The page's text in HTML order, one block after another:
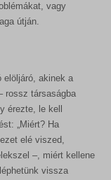
vagy
útján.
elöljáró, akinek a
rossz társaságba
érezte, le kell
„Miért? Ha
elé viszed,
–, miért kellene
vissza